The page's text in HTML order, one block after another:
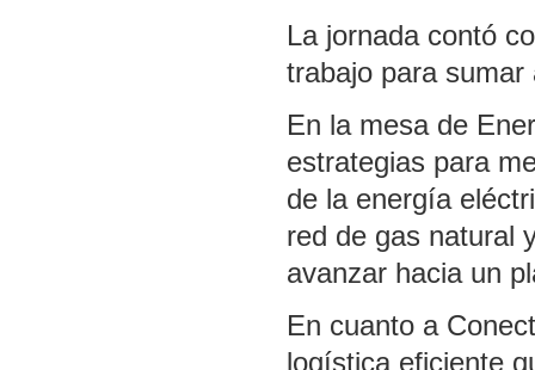
La jornada contó
trabajo para
En la mesa de
estrategias para
de la energía
red de gas natural
avanzar hacia un
En cuanto a
logística eficiente